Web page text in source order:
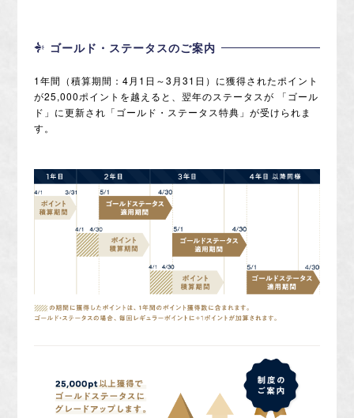
ゴールド・ステータスのご案内
1年間（積算期間：4月1日～3月31日）に獲得されたポイント
が25,000ポイントを越えると、翌年のステータスが 「ゴール
ド」に更新され「ゴールド・ステータス特典」が受けられま
す。